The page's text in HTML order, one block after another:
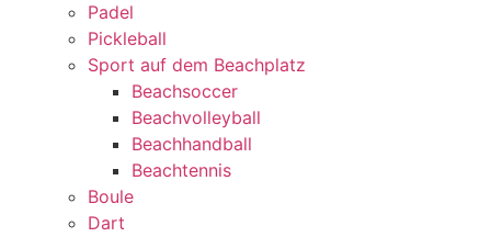
Padel
Pickleball
Sport auf dem Beachplatz
Beachsoccer
Beachvolleyball
Beachhandball
Beachtennis
Boule
Dart